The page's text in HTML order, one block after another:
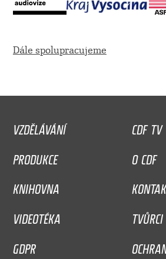
Dále spolupracujeme
VZDĚLÁVÁNÍ
CDF TV
PRODUKCE
O CDF
KNIHOVNA
VIDEOTÉKA
TVŮRCI
GDPR